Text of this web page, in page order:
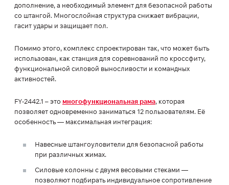
дополнение, а необходимый элемент для безопасной работы
со штангой. Многослойная структура снижает вибрации,
гасит удары и защищает пол.
Помимо этого, комплекс спроектирован так, что может быть
использован, как станция для соревнований по кроссфиту,
функциональной силовой выносливости и командных
активностей.
FY-2442.1 – это многофункциональная рама, которая
позволяет одновременно заниматься 12 пользователям. Её
особенность — максимальная интеграция:
Навесные штангоуловители для безопасной работы
при различных жимах.
Силовые колонны с двумя весовыми стеками —
позволяют подбирать индивидуальное сопротивление